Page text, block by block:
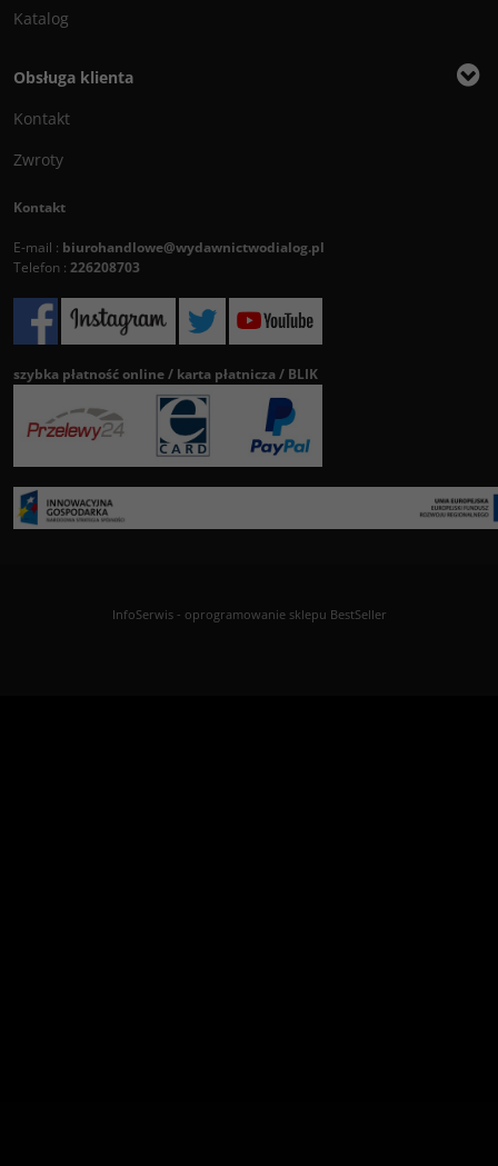
Katalog
Obsługa klienta
Kontakt
Zwroty
Kontakt
E-mail : biurohandlowe@wydawnictwodialog.pl
Telefon : 226208703
szybka płatność online / karta płatnicza / BLIK
InfoSerwis- oprogramowanie sklepu BestSeller